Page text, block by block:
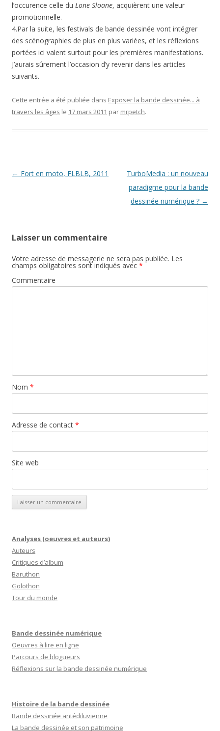
l’occurence celle du Lone Sloane, acquièrent une valeur
promotionnelle.
4.Par la suite, les festivals de bande dessinée vont intégrer
des scénographies de plus en plus variées, et les réflexions
portées ici valent surtout pour les premières manifestations.
J’aurais sûrement l’occasion d’y revenir dans les articles
suivants.
Cette entrée a été publiée dans Exposer la bande dessinée... à
travers les âges le 17 mars 2011 par mrpetch.
Navigation
← Fort en moto, FLBLB, 2011
TurboMedia : un nouveau
paradigme pour la bande
dessinée numérique ? →
Laisser un commentaire
Votre adresse de messagerie ne sera pas publiée. Les
champs obligatoires sont indiqués avec *
Commentaire
Nom *
Adresse de contact *
Site web
Analyses (oeuvres et auteurs)
Auteurs
Critiques d’album
Baruthon
Golothon
Tour du monde
Bande dessinée numérique
Oeuvres à lire en ligne
Parcours de blogueurs
Réflexions sur la bande dessinée numérique
Histoire de la bande dessinée
Bande dessinée antédiluvienne
La bande dessinée et son patrimoine